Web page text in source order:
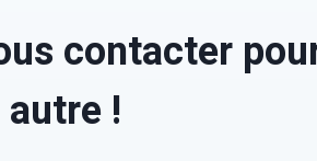
contacter
!